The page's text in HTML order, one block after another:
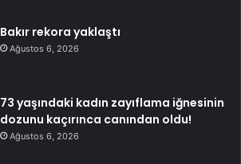
Bakır rekora yaklaştı
Ağustos 6, 2026
73 yaşındaki kadın zayıflama iğnesinin
dozunu kaçırınca canından oldu!
Ağustos 6, 2026